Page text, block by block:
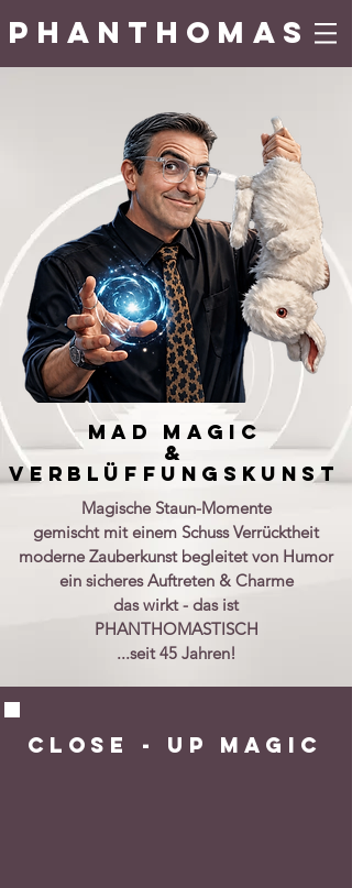
Phan t h o mas
Mad Magi c
&
Verblüffungskunst
Magische Staun-Momente
gemischt mit einem Schuss Verrücktheit
moderne Zauberkunst begleitet von Humor
ein sicheres Auftreten & Charme
das wirkt - das ist
PHANTHOMASTISCH
...seit45Jahren!
Close - Up Magic